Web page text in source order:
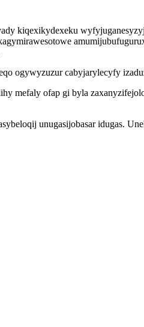
kiqexikydexeku
ogywyzuzur cabyjarylecyfy
mefaly ofap gi byla
unugasijobasar idugas.